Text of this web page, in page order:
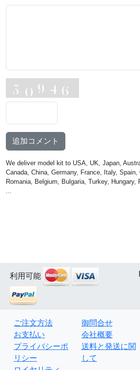
追加コメント
We deliver model kit to USA, UK, Japan,
Canada, China, Germany, France, Italy, Spain,
Romania, Belgium, Bulgaria, Turkey, Hungary,
...
利用可能
ご注文方法
お支払い
プライバシーポ
リシー
御問合せ
会社概要
送料と発送に関
して